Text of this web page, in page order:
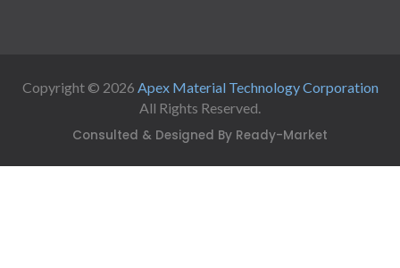
Copyright © 2026 Apex Material Technology Corporation
All Rights Reserved.
Consulted & Designed By Ready-Market